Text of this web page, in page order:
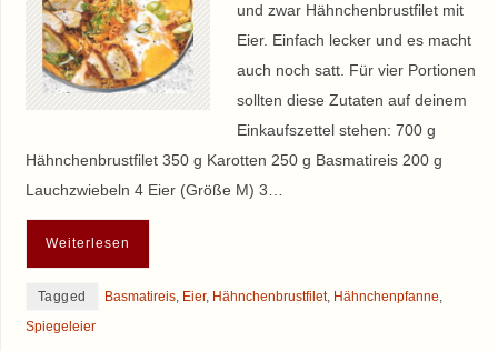
und zwar Hähnchenbrustfilet mit
Eier. Einfach lecker und es macht
auch noch satt. Für vier Portionen
sollten diese Zutaten auf deinem
Einkaufszettel stehen: 700 g
Hähnchenbrustfilet 350 g Karotten 250 g Basmatireis 200 g
Lauchzwiebeln 4 Eier (Größe M) 3…
Weiterlesen
Tagged Basmatireis, Eier, Hähnchenbrustfilet, Hähnchenpfanne,
Spiegeleier